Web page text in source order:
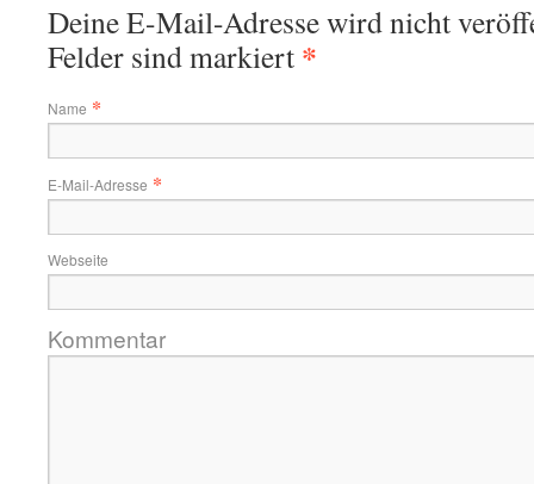
Deine E-Mail-Adresse wird nicht
Felder sind markiert *
Name *
E-Mail-Adresse *
Webseite
Kommentar